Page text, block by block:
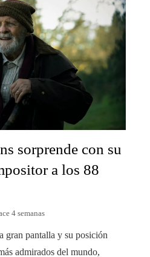
sorprende con su
a los 88
4 semanas
gran pantalla y su posición
admirados del mundo,